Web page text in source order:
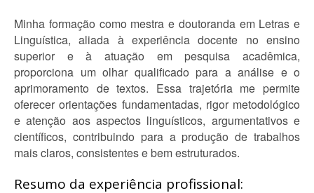
Minha formação como mestra e doutoranda em Letras e
Linguística, aliada à experiência docente no ensino
superior e à atuação em pesquisa acadêmica,
proporciona um olhar qualificado para a análise e o
aprimoramento de textos. Essa trajetória me permite
oferecer orientações fundamentadas, rigor metodológico
e atenção aos aspectos linguísticos, argumentativos e
científicos, contribuindo para a produção de trabalhos
mais claros, consistentes e bem estruturados.
Resumo da experiência profissional: